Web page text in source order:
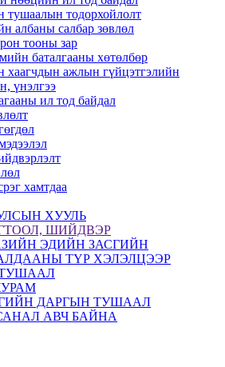
тушаалын тодорхойлолт
албаны салбар зөвлөл
тооны зар
баталгааны хөтөлбөр
хаагчдын ажлын гүйцэтгэлийн
үнэлгээ
ил тод байдал
хамтдаа
ХУУЛЬ
ШИЙДВЭР
ЭДИЙН ЗАСГИЙН
ТҮР ХЭЛЭЛЦЭЭР
ДАРГЫН ТУШААЛ
АВЧ БАЙНА